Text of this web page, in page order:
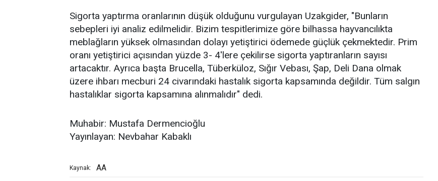
Sigorta yaptırma oranlarının düşük olduğunu vurgulayan Uzakgider, "Bunların
sebepleri iyi analiz edilmelidir. Bizim tespitlerimize göre bilhassa hayvancılıkta
meblağların yüksek olmasından dolayı yetiştirici ödemede güçlük çekmektedir. Prim
oranı yetiştirici açısından yüzde 3- 4'lere çekilirse sigorta yaptıranların sayısı
artacaktır. Ayrıca başta Brucella, Tüberküloz, Sığır Vebası, Şap, Deli Dana olmak
üzere ihbarı mecburi 24 civarındaki hastalık sigorta kapsamında değildir. Tüm salgın
hastalıklar sigorta kapsamına alınmalıdır" dedi.
Muhabir: Mustafa Dermencioğlu
Yayınlayan: Nevbahar Kabaklı
Kaynak: AA